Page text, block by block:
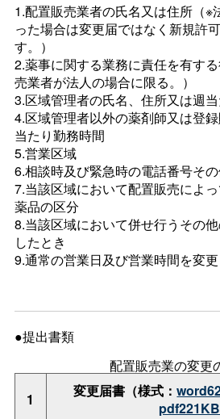
1.配置販売業者の氏名又は住所（※
った場合は変更届ではなく新規許
す。）
2.薬事に関する業務に責任を有す
売業者が法人の場合に限る。）
3.区域管理者の氏名、住所又は週
4.区域管理者以外の薬剤師又は登
当たり勤務時間
5.営業区域
6.相談時及び緊急時の電話番号そ
7.当該区域において配置販売によ
薬品の区分
8.当該区域において併せ行うその
したとき
9.通常の営業日及び営業時間を変
●提出書類
配置販売業の変更
1
変更届書（様式：
pdf221KB